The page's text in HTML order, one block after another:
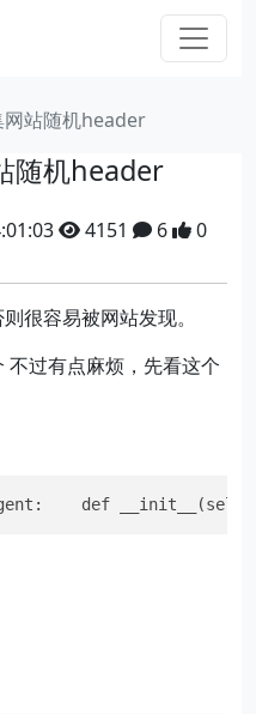
站随机header
随机header
4151 6 0
很容易被网站发现。
过有点麻烦，先看这个
def